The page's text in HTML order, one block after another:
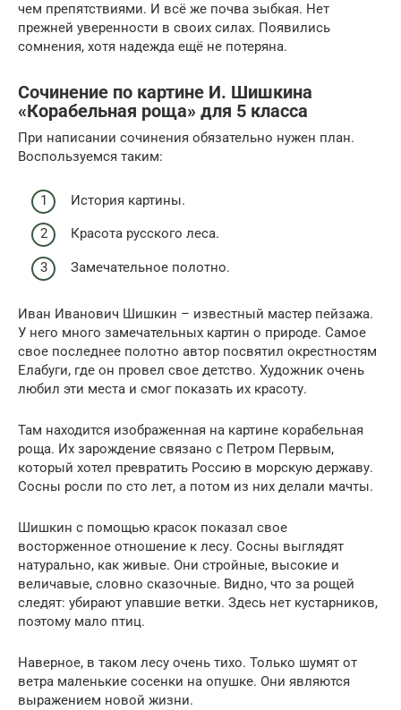
чем препятствиями. И всё же почва зыбкая. Нет
прежней уверенности в своих силах. Появились
сомнения, хотя надежда ещё не потеряна.
Сочинение по картине И. Шишкина
«Корабельная роща» для 5 класса
При написании сочинения обязательно нужен план.
Воспользуемся таким:
История картины.
Красота русского леса.
Замечательное полотно.
Иван Иванович Шишкин – известный мастер пейзажа.
У него много замечательных картин о природе. Самое
свое последнее полотно автор посвятил окрестностям
Елабуги, где он провел свое детство. Художник очень
любил эти места и смог показать их красоту.
Там находится изображенная на картине корабельная
роща. Их зарождение связано с Петром Первым,
который хотел превратить Россию в морскую державу.
Сосны росли по сто лет, а потом из них делали мачты.
Шишкин с помощью красок показал свое
восторженное отношение к лесу. Сосны выглядят
натурально, как живые. Они стройные, высокие и
величавые, словно сказочные. Видно, что за рощей
следят: убирают упавшие ветки. Здесь нет кустарников,
поэтому мало птиц.
Наверное, в таком лесу очень тихо. Только шумят от
ветра маленькие сосенки на опушке. Они являются
выражением новой жизни.